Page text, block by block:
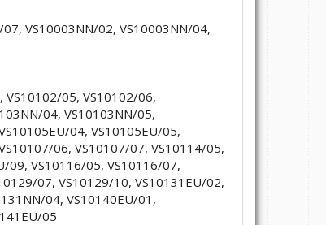
VS10003NN/02, VS10003NN/04,
VS10102/05, VS10102/06,
04, VS10103NN/05,
04, VS10105EU/05,
06, VS10107/07, VS10114/05,
09, VS10116/05, VS10116/07,
07, VS10129/10, VS10131EU/02,
04, VS10140EU/01,
05